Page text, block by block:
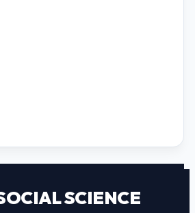
SCIENCE